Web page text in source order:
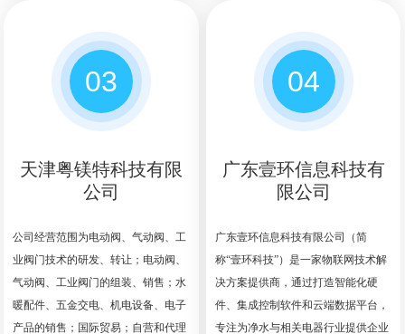
03
天津粤镁特科技有限
公司
公司经营范围为电动阀、气动阀、工
业阀门技术的研发、转让；电动阀、
气动阀、工业阀门的组装、销售；水
暖配件、五金交电、机电设备、电子
产品的销售；国际贸易；自营和代理
04
广东壹环信息科技有
限公司
广东壹环信息科技有限公司（简
称“壹环科技”）是一家物联网技术解
决方案提供商，通过打造智能化硬
件、集成控制软件和云端数据平台，
专注为净水与相关电器行业提供企业